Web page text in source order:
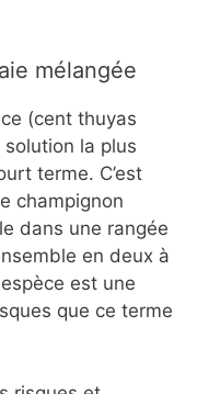
mélangée
(cent thuyas
solution la plus
terme. C’est
champignon
dans une rangée
en deux à
est une
que ce terme